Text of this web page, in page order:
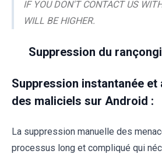
IF YOU DON'T CONTACT US
WILL BE HIGHER.
Suppression du
Suppression instantanée et
des maliciels sur Android :
La suppression manuelle des
processus long et compliqué qui